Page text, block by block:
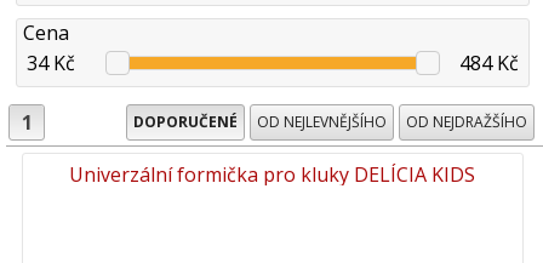
Cena
34 Kč
484 Kč
1 DOPORUČENÉ OD NEJLEVNĚJŠÍHO OD NEJDRAŽŠÍHO
Univerzální formička pro kluky DELÍCIA KIDS